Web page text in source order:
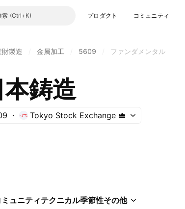
索 プロダクト コミュニティ
財製造 金属加工 5609 ファンダメンタル
本鋳造
Tokyo Stock Exchange
ミュニティテクニカル季節性その他